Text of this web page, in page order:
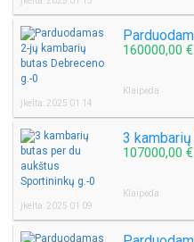
160000,00 €
Klaipėda
Įkelta: 2025 01 14
107000,00 €
Klaipėda
Įkelta: 2025 01 09